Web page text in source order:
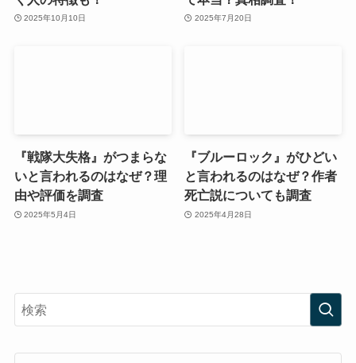
2025年10月10日 2025年7月20日
『戦隊大失格』がつまらな
いと言われるのはなぜ？理
由や評価を調査
2025年5月4日
『ブルーロック』がひどい
と言われるのはなぜ？作者
死亡説についても調査
2025年4月28日